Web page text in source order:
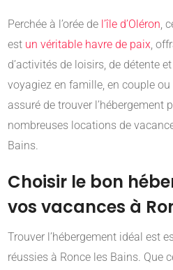
Perchée à l’orée de l’île d’Oléron,
est un véritable havre de paix,
d’activités de loisirs, de détente
voyagiez en famille, en couple
assuré de trouver l’hébergement
nombreuses locations de
Bains.
Choisir le bon
vos vacances à
Trouver l’hébergement idéal est
réussies à Ronce les Bains. Que